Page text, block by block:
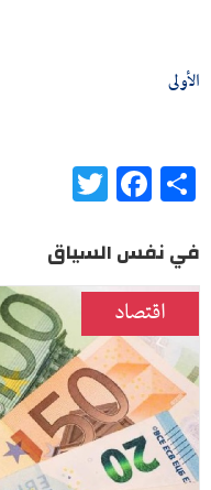
الأولى
Share
Facebook
في نفس السياق
اقتصاد